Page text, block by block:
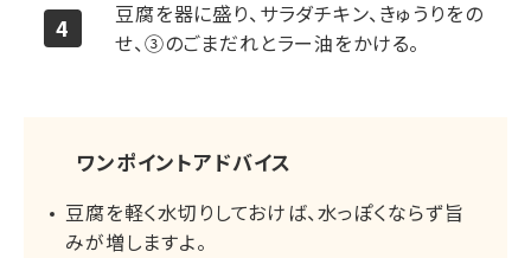
豆腐を器に盛り、サラダチキン、きゅうりをの
せ、③のごまだれとラー油をかける。
ワンポイントアドバイス
豆腐を軽く水切りしておけば、水っぽくならず旨
みが増しますよ。